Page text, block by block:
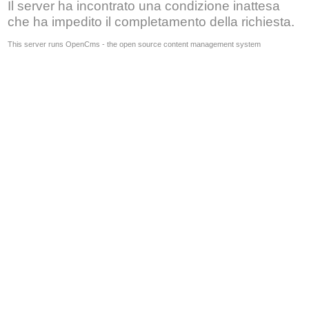
Il server ha incontrato una condizione inattesa
che ha impedito il completamento della richiesta.
This server runs OpenCms - the open source content management system